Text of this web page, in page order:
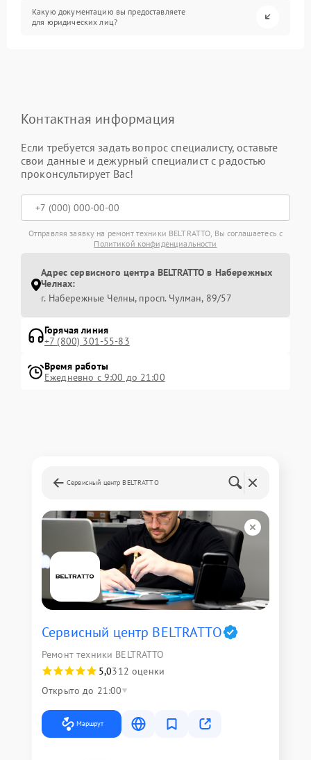
Какую документацию вы предоставляете
для юридических лиц?
Контактная информация
Если требуется задать вопрос специалисту, оставьте
свои данные и дежурный специалист с радостью
проконсультирует Вас!
Отправляя заявку на ремонт техники BELTRATTO, Вы соглашаетесь с
Политикой конфиденциальности
Адрес сервисного центра BELTRATTO в Набережных
Челнах:
г. Набережные Челны, просп. Чулман, 89/57
Горячая линия
+7 (800) 301-55-83
Время работы
Ежедневно с 9:00 до 21:00
Сервисный центр BELTRATTO
Сервисный центр BELTRATTO
Ремонт техники BELTRATTO
5,0312 оценки
Открыто до 21:00
Маршрут